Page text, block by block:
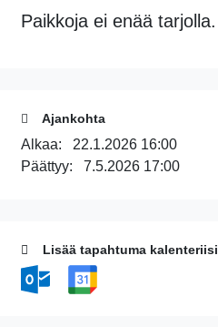
Paikkoja ei enää tarjolla.
Ajankohta
Alkaa: 22.1.2026 16:00
Päättyy: 7.5.2026 17:00
Lisää tapahtuma kalenteriisi